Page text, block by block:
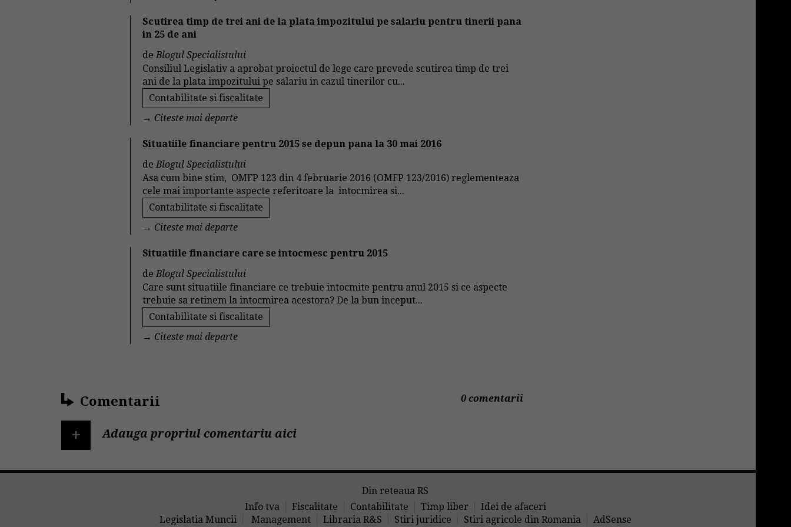
Scutirea timp de trei ani de la plata impozitului pe salariu pentru tinerii pana
in 25 de ani
deBlogul Specialistului
Consiliul Legislativ a aprobat proiectul de lege care prevede scutirea timp de trei
ani de la plata impozitului pe salariu in cazul tinerilor cu...
Contabilitate si fiscalitate
→ Citeste mai departe
Situatiile financiare pentru 2015 se depun pana la 30 mai 2016
deBlogul Specialistului
Asa cum bine stim, OMFP 123 din 4 februarie 2016 (OMFP 123/2016) reglementeaza
cele mai importante aspecte referitoare la intocmirea si...
Contabilitate si fiscalitate
→ Citeste mai departe
Situatiile financiare care se intocmesc pentru 2015
deBlogul Specialistului
Care sunt situatiile financiare ce trebuie intocmite pentru anul 2015 si ce aspecte
trebuie sa retinem la intocmirea acestora? De la bun inceput...
Contabilitate si fiscalitate
→ Citeste mai departe
Comentarii 0 comentarii
+ Adauga propriul comentariu aici
Din reteaua RS
Info tva
Fiscalitate Contabilitate Timp liber
Idei de afaceri
Legislatia Muncii
Management Libraria R&S Stiri juridice Stiri agricole din Romania AdSense